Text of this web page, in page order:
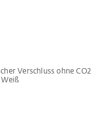
Verschluss ohne CO2